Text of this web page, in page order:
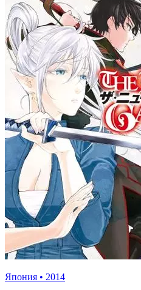
Япония • 2014